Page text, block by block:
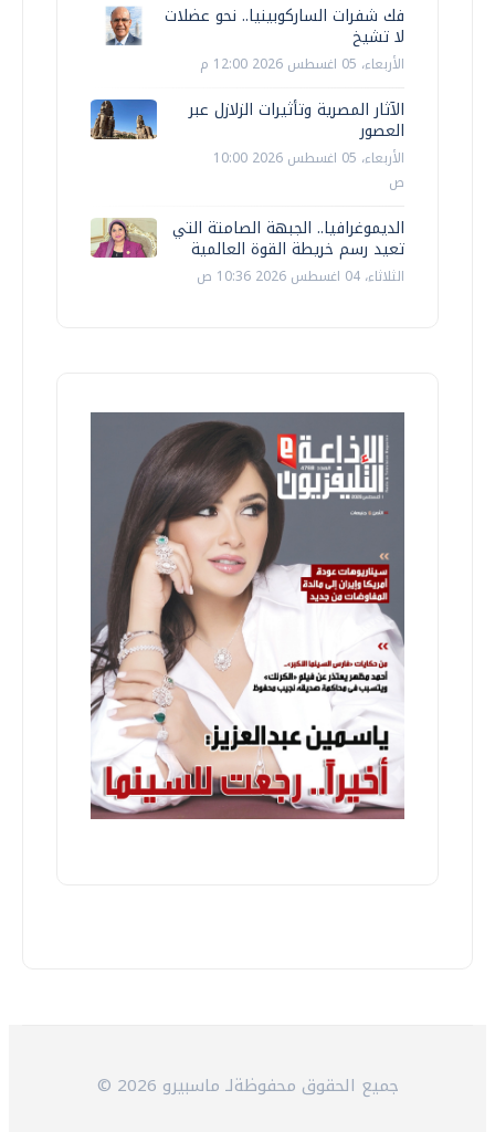
فك شفرات الساركوبينيا.. نحو عضلات
لا تشيخ
الأربعاء، 05 اغسطس 2026 12:00 م
الآثار المصرية وتأثيرات الزلازل عبر
العصور
الأربعاء، 05 اغسطس 2026 10:00
ص
الديموغرافيا.. الجبهة الصامتة التي
تعيد رسم خريطة القوة العالمية
الثلاثاء، 04 اغسطس 2026 10:36 ص
© 2026 جميع الحقوق محفوظةلـ ماسبيرو